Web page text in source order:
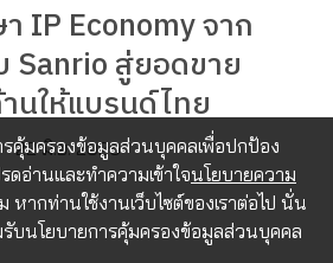
IP Economy จาก
Sanrio สู่ยอดขาย
นให้แบรนด์ไทย
22 มิ.ย. 2026
รคุ้มครองข้อมูลส่วนบุคคลเพื่อปกป้อง
อ่านและทำความเข้าใจนโยบายความ
ม หากท่านใช้งานเว็บไซต์ของเราต่อไป นั่น
บนโยบายการคุ้มครองข้อมูลส่วนบุคคล